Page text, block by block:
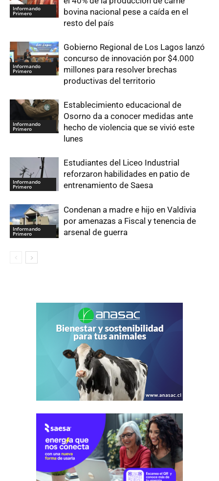
Informando
Primero
bovina nacional pese a caída en el
resto del país
Informando
Primero
Gobierno Regional de Los Lagos lanzó
concurso de innovación por $4.000
millones para resolver brechas
productivas del territorio
Informando
Primero
Establecimiento educacional de
Osorno da a conocer medidas ante
hecho de violencia que se vivió este
lunes
Informando
Primero
Estudiantes del Liceo Industrial
reforzaron habilidades en patio de
entrenamiento de Saesa
Informando
Primero
Condenan a madre e hijo en Valdivia
por amenazas a Fiscal y tenencia de
arsenal de guerra